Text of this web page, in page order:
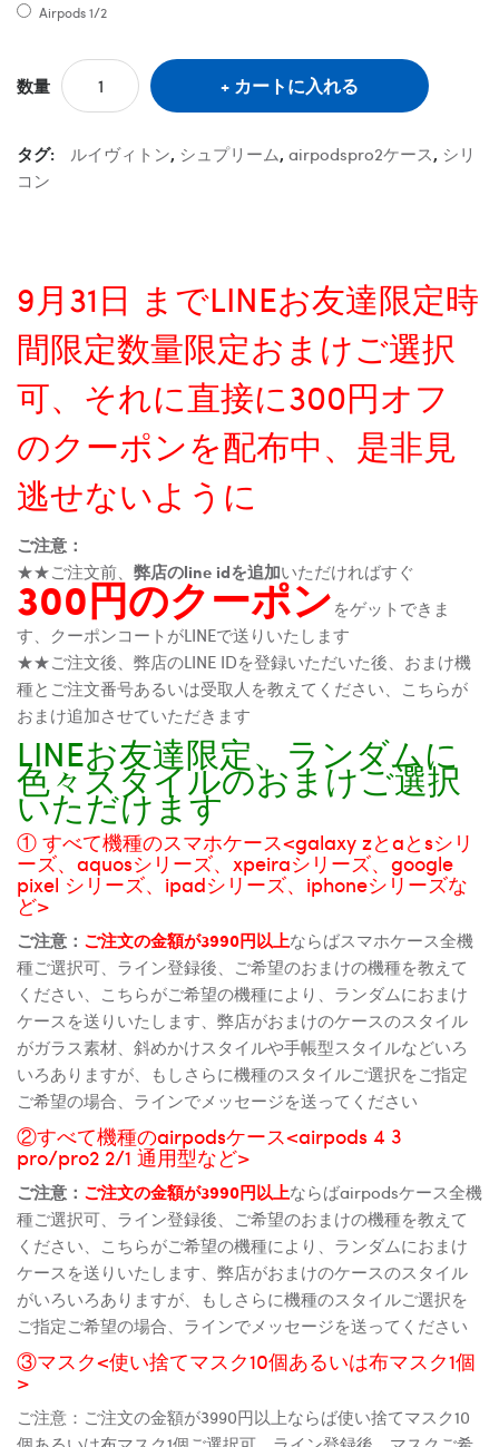
Airpods 1/2
数量 カートに入れる
タグ: ルイヴィトン, シュプリーム, airpodspro2ケース, シリ
コン
9月31日 までLINEお友達限定時
間限定数量限定おまけご選択
可、それに直接に300円オフ
のクーポンを配布中、是非見
逃せないように
ご注意：
★★ご注文前、 弊店のline idを追加いただければすぐ
300円のクーポンをゲットできま
す、クーポンコートがLINEで送りいたします
★★ご注文後、弊店のLINE IDを登録いただいた後、おまけ機
種とご注文番号あるいは受取人を教えてください、こちらが
おまけ追加させていただきます
LINEお友達限定、ランダムに
色々スタイルのおまけご選択
いただけます
① すべて機種のスマホケース<galaxy zとaとsシリ
ーズ、aquosシリーズ、xpeiraシリーズ、google
pixel シリーズ、ipadシリーズ、iphoneシリーズな
ど>
ご注意： ご注文の金額が3990円以上ならばスマホケース全機
種ご選択可、ライン登録後、ご希望のおまけの機種を教えて
ください、こちらがご希望の機種により、ランダムにおまけ
ケースを送りいたします、弊店がおまけのケースのスタイル
がガラス素材、斜めかけスタイルや手帳型スタイルなどいろ
いろありますが、もしさらに機種のスタイルご選択をご指定
ご希望の場合、ラインでメッセージを送ってください
②すべて機種のairpodsケース<airpods 4 3
pro/pro2 2/1 通用型など>
ご注意： ご注文の金額が3990円以上ならばairpodsケース全機
種ご選択可、ライン登録後、ご希望のおまけの機種を教えて
ください、こちらがご希望の機種により、ランダムにおまけ
ケースを送りいたします、弊店がおまけのケースのスタイル
がいろいろありますが、もしさらに機種のスタイルご選択を
ご指定ご希望の場合、ラインでメッセージを送ってください
③マスク<使い捨てマスク10個あるいは布マスク1個
>
ご注意：ご注文の金額が3990円以上ならば使い捨てマスク10